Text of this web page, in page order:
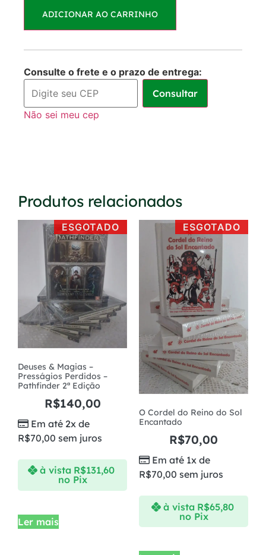
1x de R$60,00
sem juros
ADICIONAR AO CARRINHO
Consulte o frete e o prazo de entrega:
Consultar
Não sei meu cep
Produtos relacionados
ESGOTADO
Deuses & Magias –
Presságios Perdidos –
Pathfinder 2ª Edição
R$140,00
Em até 2x de
R$70,00 sem juros
à vista R$131,60
no Pix
Ler mais
ESGOTADO
O Cordel do Reino do Sol
Encantado
R$70,00
Em até 1x de
R$70,00 sem juros
à vista R$65,80
no Pix